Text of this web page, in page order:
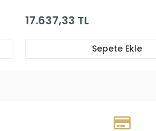
15.721,66 TL
Sepete Ekle